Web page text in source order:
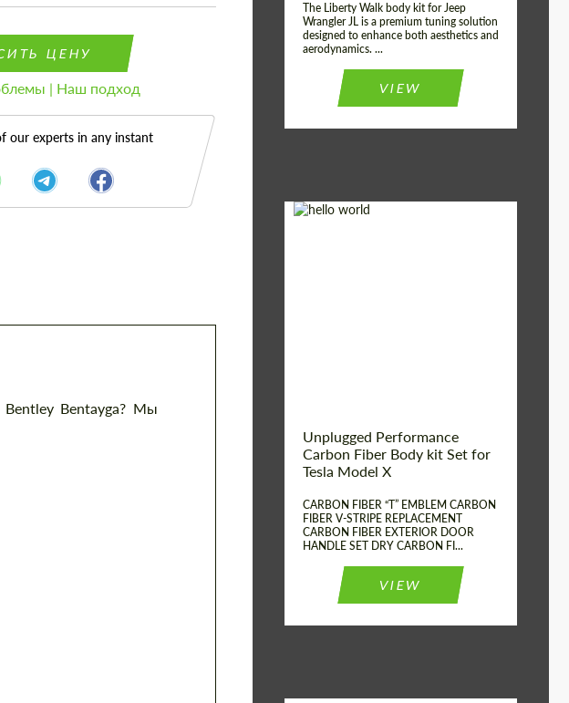
ЦЕНУ
| Наш подход
our experts in any instant
Bentley Bentayga? Мы
The Liberty Walk body kit for Jeep
Wrangler JL is a premium tuning solution
designed to enhance both aesthetics and
aerodynamics. ...
VIEW
Unplugged Performance
Carbon Fiber Body kit Set for
Tesla Model X
CARBON FIBER “T” EMBLEM CARBON
FIBER V-STRIPE REPLACEMENT
CARBON FIBER EXTERIOR DOOR
HANDLE SET DRY CARBON FI...
VIEW